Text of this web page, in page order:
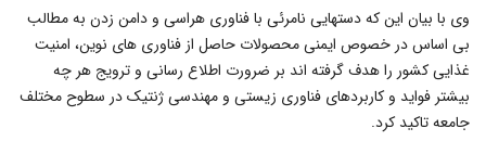
وی با بیان این که دستهایی نامرئی با فناوری هراسی و دامن زدن به مطالب
بی اساس در خصوص ایمنی محصولات حاصل از فناوری های نوین، امنیت
غذایی کشور را هدف گرفته اند بر ضرورت اطلاع رسانی و ترویج هر چه
بیشتر فواید و کاربردهای فناوری زیستی و مهندسی ژنتیک در سطوح مختلف
جامعه تاکید کرد.